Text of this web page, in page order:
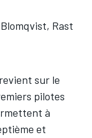
Rast
sur le
pilotes
à
et